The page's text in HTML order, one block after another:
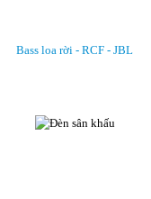
Bass loa rời - RCF - JBL